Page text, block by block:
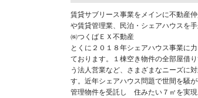
賃貸サブリース事業をメインに不動産
や賃貸管理業、民泊・シェアハウスを
㈱つくばＥＸ不動産
とくに２０１８年シェアハウス事業に
ております。１棟空き物件の全部屋借
う法人営業など、さまざまなニーズに対
す。近年シェアハウス問題で世間を騒
管理物件を受託し 住みたい７㎡を実